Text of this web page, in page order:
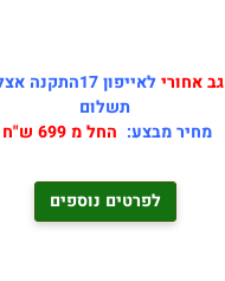
גב אחורי
לאייפון
תשלום
מחיר מבצע: החל מ 699 ש"ח
לפרטים נוספים